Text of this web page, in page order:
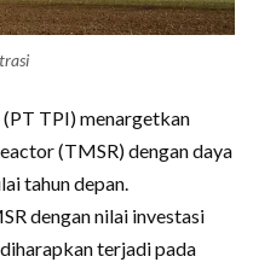
TPI) menargetkan
(TMSR) dengan daya
tahun depan.
dengan nilai investasi
terjadi pada